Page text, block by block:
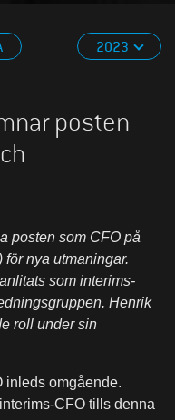
2023
posten
posten som CFO på
nya utmaningar.
som interims-
Henrik
roll under sin
inleds omgående.
CFO tills denna